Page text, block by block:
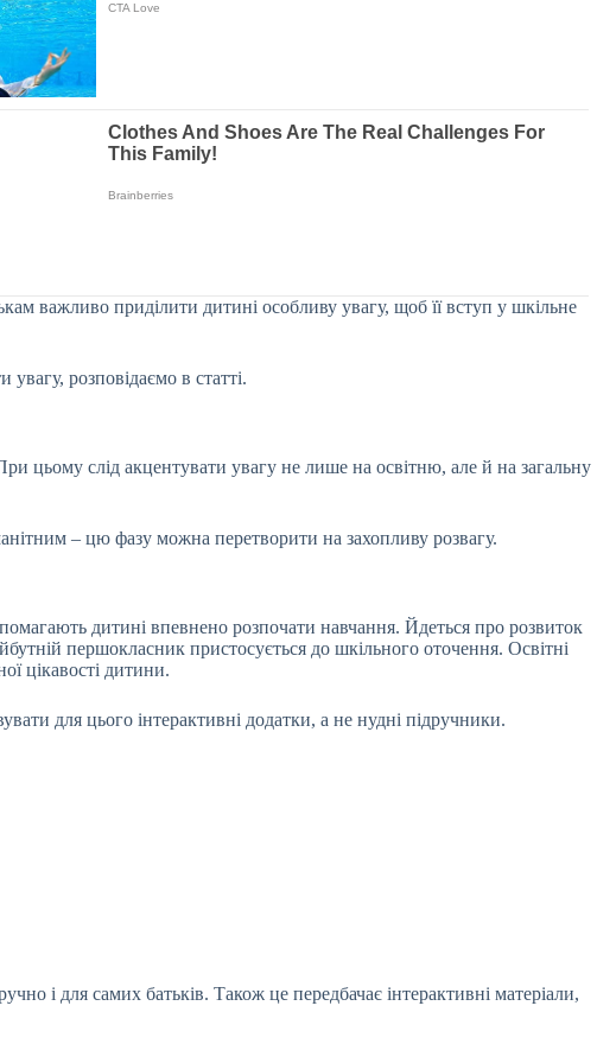
важливо приділити дитині особливу увагу, щоб її вступ у шкільне
розповідаємо в статті.
цьому слід акцентувати увагу не лише на освітню, але й на загальну
– цю фазу можна перетворити на захопливу розвагу.
дитині впевнено розпочати навчання. Йдеться про розвиток
першокласник пристосується до шкільного оточення. Освітні
цікавості дитини.
для цього інтерактивні додатки, а не нудні підручники.
і для самих батьків. Також це передбачає інтерактивні матеріали,